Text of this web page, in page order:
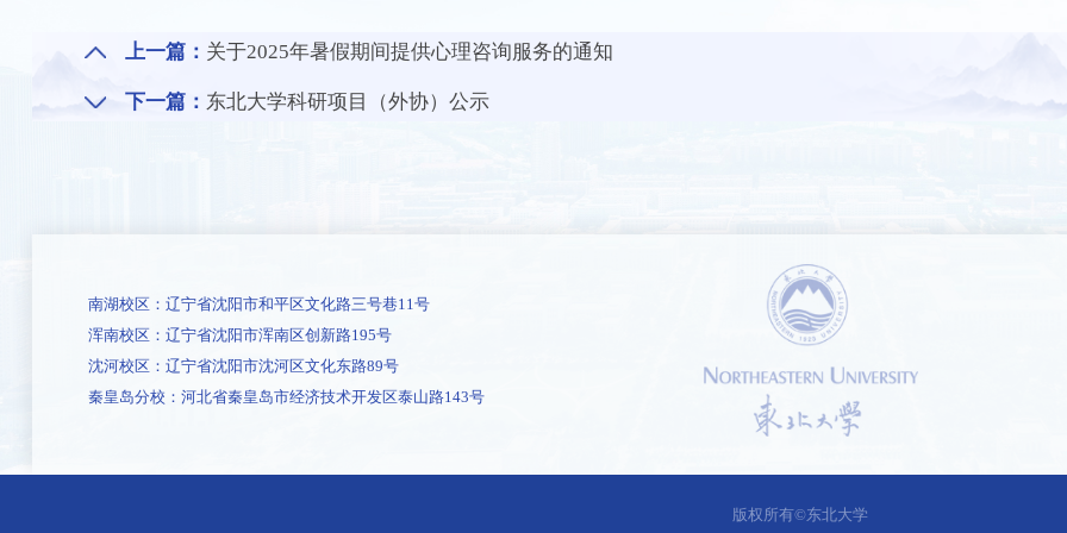
上一篇： 关于2025年暑假期间提供心理咨询服务的通知
下一篇： 东北大学科研项目（外协）公示
南湖校区：辽宁省沈阳市和平区文化路三号巷11号
浑南校区：辽宁省沈阳市浑南区创新路195号
沈河校区：辽宁省沈阳市沈河区文化东路89号
秦皇岛分校：河北省秦皇岛市经济技术开发区泰山路143号
版权所有©东北大学